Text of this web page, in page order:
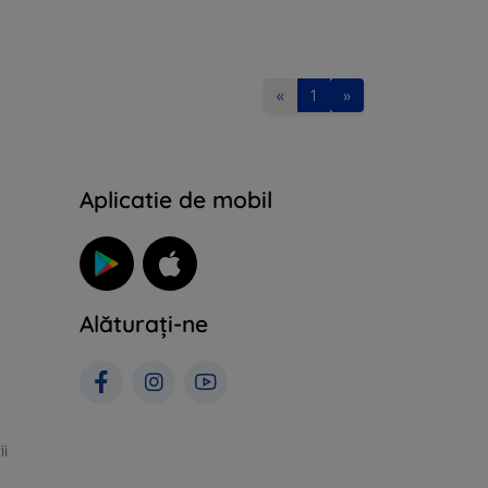
« 1 »
Aplicatie de mobil
Alăturați-ne